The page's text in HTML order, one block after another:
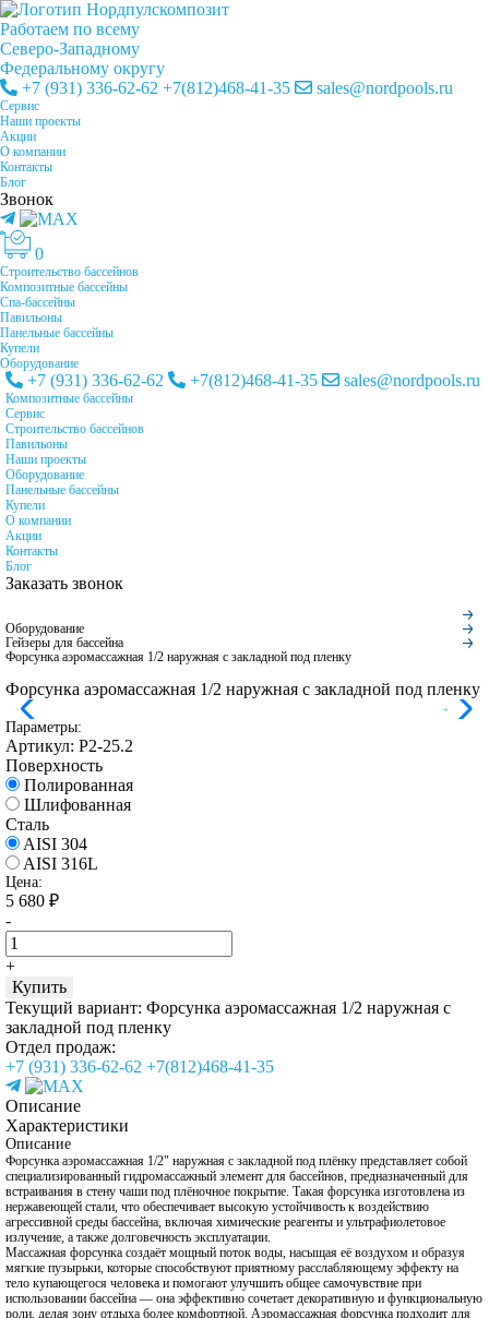
Работаем по всему
Cеверо-Западному
Федеральному округу
+7 (931) 336-62-62 +7(812)468-41-35 sales@nordpools.ru
Cервис
Наши проекты
Акции
О компании
Контакты
Блог
Звонок
0
Строительство бассейнов
Композитные бассейны
Спа-бассейны
Павильоны
Панельные бассейны
Купели
Оборудование
+7 (931) 336-62-62 +7(812)468-41-35 sales@nordpools.ru
Композитные бассейны
Cервис
Строительство бассейнов
Павильоны
Наши проекты
Оборудование
Панельные бассейны
Купели
О компании
Акции
Контакты
Блог
Заказать звонок
Оборудование
Гейзеры для бассейна
Форсунка аэромассажная 1/2 наружная с закладной под пленку
Форсунка аэромассажная 1/2 наружная с закладной под пленку
Параметры:
Артикул: Р2-25.2
Поверхность
Полированная
Шлифованная
Сталь
AISI 304
AISI 316L
Цена:
5 680 ₽
-
+
Купить
Текущий вариант: Форсунка аэромассажная 1/2 наружная с
закладной под пленку
Отдел продаж:
+7 (931) 336-62-62 +7(812)468-41-35
Описание
Характеристики
Описание
Форсунка аэромассажная 1/2" наружная с закладной под плёнку представляет собой
специализированный гидромассажный элемент для бассейнов, предназначенный для
встраивания в стену чаши под плёночное покрытие. Такая форсунка изготовлена из
нержавеющей стали, что обеспечивает высокую устойчивость к воздействию
агрессивной среды бассейна, включая химические реагенты и ультрафиолетовое
излучение, а также долговечность эксплуатации.
Массажная форсунка создаёт мощный поток воды, насыщая её воздухом и образуя
мягкие пузырьки, которые способствуют приятному расслабляющему эффекту на
тело купающегося человека и помогают улучшить общее самочувствие при
использовании бассейна — она эффективно сочетает декоративную и функциональную
роли, делая зону отдыха более комфортной. Аэромассажная форсунка подходит для